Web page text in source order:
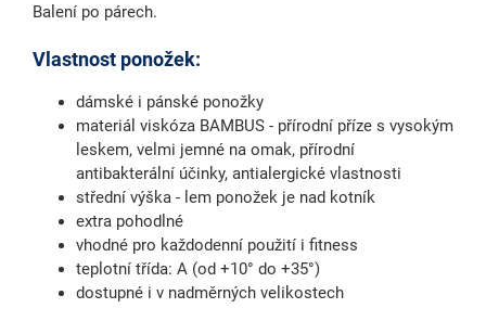
Balení po párech.
Vlastnost ponožek:
dámské i pánské ponožky
materiál viskóza BAMBUS - přírodní příze s vysokým
leskem, velmi jemné na omak, přírodní
antibakterální účinky, antialergické vlastnosti
střední výška - lem ponožek je nad kotník
extra pohodlné
vhodné pro každodenní použití i fitness
teplotní třída: A (od +10° do +35°)
dostupné i v nadměrných velikostech